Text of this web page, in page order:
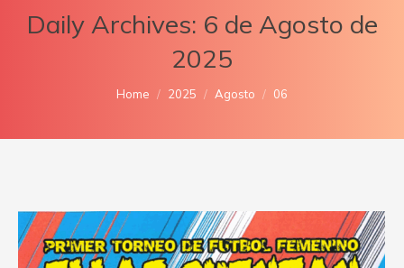
Daily Archives: 6 de Agosto de
2025
You are here:
Home 2025 Agosto 06